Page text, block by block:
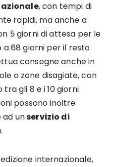
, con tempi di
rapidi, ma anche a
5 giorni di attesa per le
a 68 giorni per il resto
consegne anche in
o zone disagiate, con
gli 8 e i 10 giorni
possono inoltre
unservizio di
internazionale,